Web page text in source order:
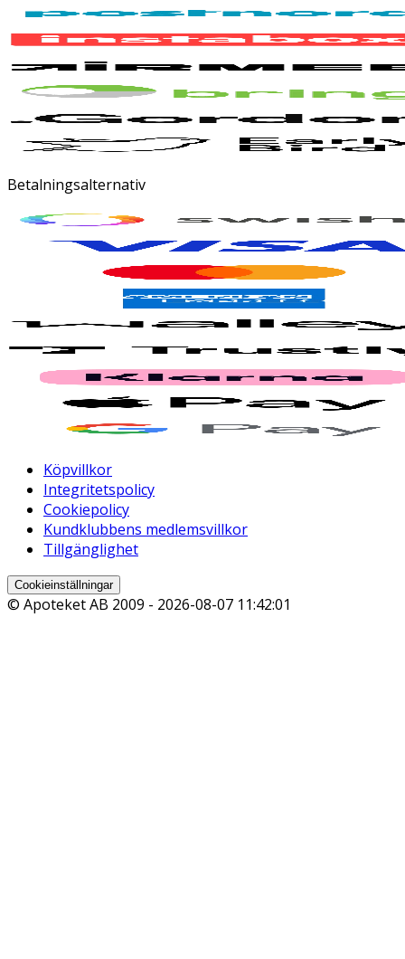
Betalningsalternativ
Köpvillkor
Integritetspolicy
Cookiepolicy
Kundklubbens medlemsvillkor
Tillgänglighet
Cookieinställningar
© Apoteket AB 2009 - 2026-08-07 11:42:01